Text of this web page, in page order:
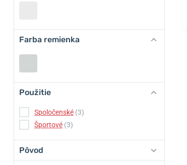
Farba remienka
Použitie
Spoločenské (3)
Športové (3)
Pôvod